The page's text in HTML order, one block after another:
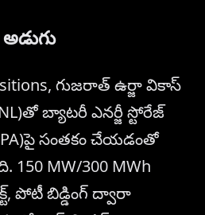
గుజరాత్ ఉర్జా వికాస్
బ్యాటరీ ఎనర్జీ స్టోరేజ్
సంతకం చేయడంతో
150 MW/300 MWh
పోటీ బిడ్డింగ్ ద్వారా